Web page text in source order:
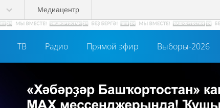
Медиацентр
ТВ Радио Прямой эфир Выборы-2026